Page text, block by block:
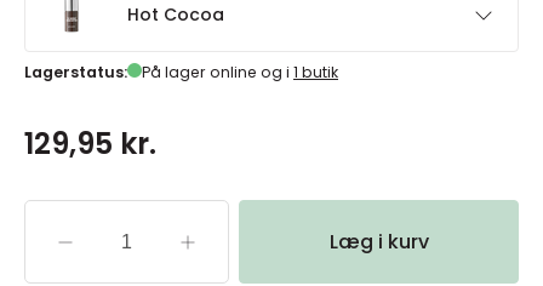
Hot Cocoa
Lagerstatus: På lager online og i 1 butik
129,95 kr.
Læg i kurv